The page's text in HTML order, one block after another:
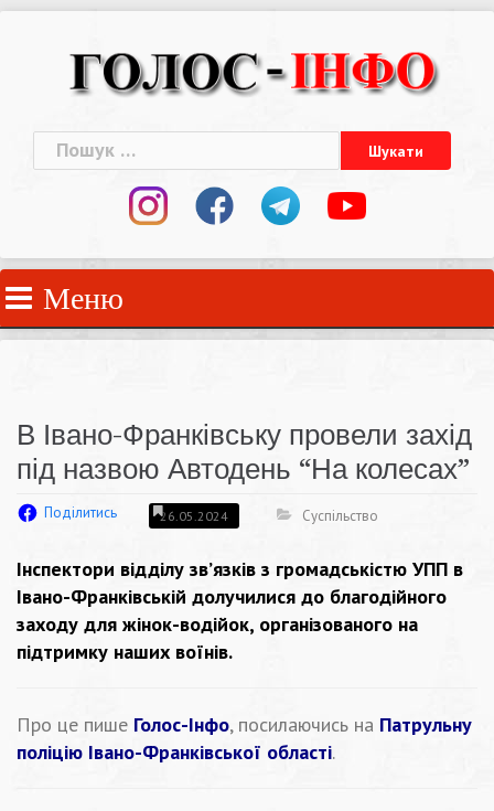
Пошук:
Меню
В Івано-Франківську провели захід
під назвою Автодень “На колесах”
Поділитись 26.05.2024 Суспільство
Інспектори відділу зв’язків з громадськістю УПП в
Івано-Франківській долучилися до благодійного
заходу для жінок-водійок, організованого на
підтримку наших воїнів.
Про це пише Голос-Інфо, посилаючись на Патрульну
поліцію Івано-Франківської області.